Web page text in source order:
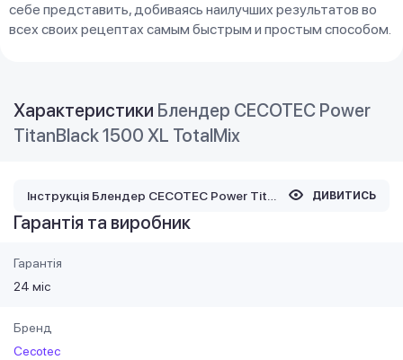
себе представить, добиваясь наилучших результатов во
всех своих рецептах самым быстрым и простым способом.
Характеристики Блендер CECOTEC Power
TitanBlack 1500 XL TotalMix
Інструкція Блендер CECOTEC Power TitanBlack 1500 XL TotalMix ДИВИТИСЬ
Гарантія та виробник
Гарантія
24 міс
Бренд
Cecotec